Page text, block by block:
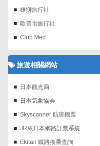
雄獅旅行社
歐普雷旅行社
Club Med
旅遊相關網站
日本觀光局
日本気象協会
Skyscanner 航班機票‎
JR東日本網路訂票系統
Ekitan 鐵路換乘查詢